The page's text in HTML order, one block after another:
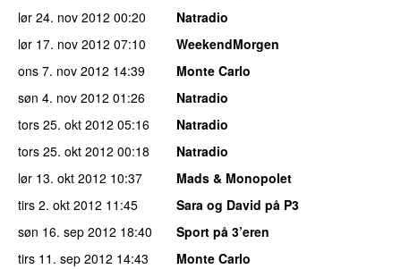
lør 24. nov 2012 00:20
Natradio
lør 17. nov 2012 07:10
WeekendMorgen
ons 7. nov 2012 14:39
Monte Carlo
søn 4. nov 2012 01:26
Natradio
tors 25. okt 2012 05:16
Natradio
tors 25. okt 2012 00:18
Natradio
lør 13. okt 2012 10:37
Mads & Monopolet
tirs 2. okt 2012 11:45
Sara og David på P3
søn 16. sep 2012 18:40
Sport på 3’eren
tirs 11. sep 2012 14:43
Monte Carlo